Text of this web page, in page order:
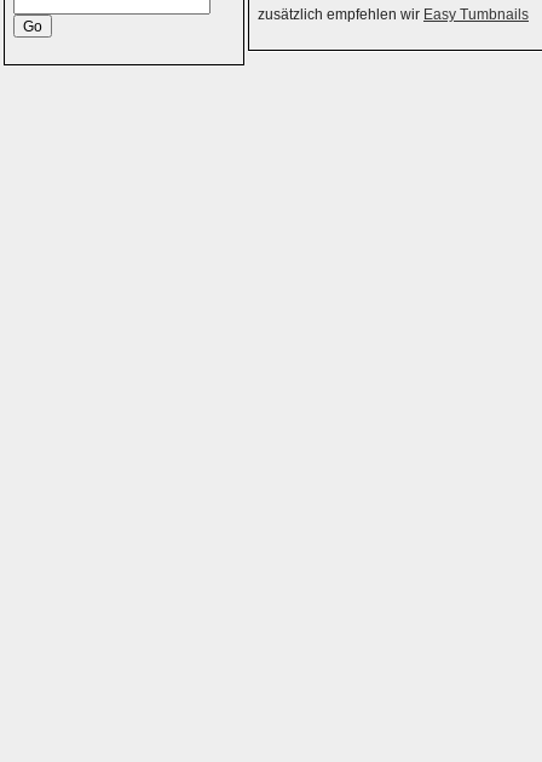
zusätzlich empfehlen wir Easy Tumbnails